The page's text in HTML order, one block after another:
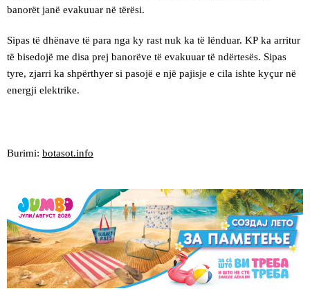
banorët janë evakuuar në tërësi.
Sipas të dhënave të para nga ky rast nuk ka të lënduar. KP ka arritur
të bisedojë me disa prej banorëve të evakuuar të ndërtesës. Sipas
tyre, zjarri ka shpërthyer si pasojë e një pajisje e cila ishte kyçur në
energji elektrike.
Burimi: botasot.info